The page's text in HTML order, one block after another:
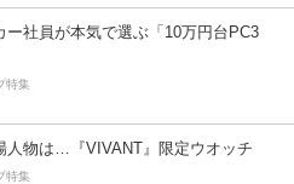
ー社員が本気で選ぶ「10万円台PC3
特集
人物は…『VIVANT』限定ウオッチ
特集